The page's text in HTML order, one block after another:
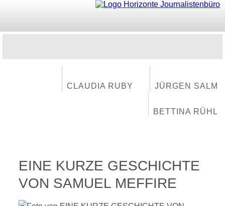
CLAUDIA RUBY JÜRGEN SALM
BETTINA RÜHL
EINE KURZE GESCHICHTE
VON SAMUEL MEFFIRE